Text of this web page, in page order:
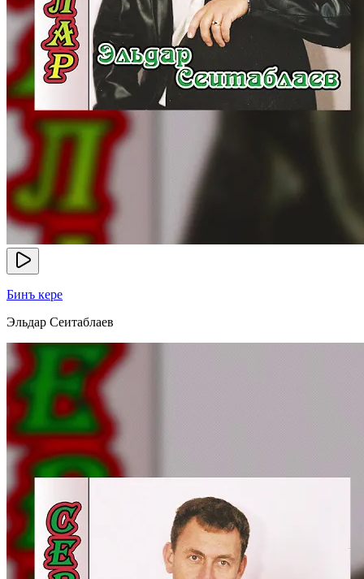
Бинъ кере
Эльдар Сеитаблаев